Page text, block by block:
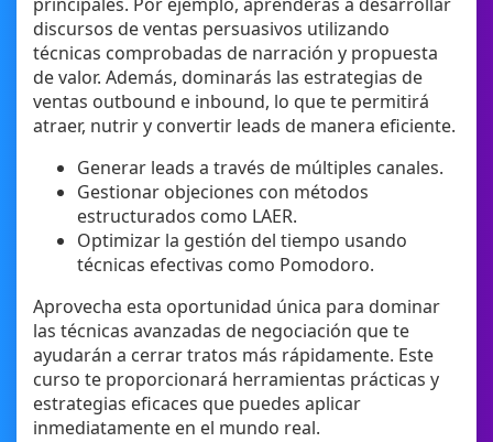
discursos de ventas persuasivos utilizando
técnicas comprobadas de narración y propuesta
de valor. Además, dominarás las estrategias de
ventas outbound e inbound, lo que te permitirá
atraer, nutrir y convertir leads de manera eficiente.
Generar leads a través de múltiples canales.
Gestionar objeciones con métodos
estructurados como LAER.
Optimizar la gestión del tiempo usando
técnicas efectivas como Pomodoro.
Aprovecha esta oportunidad única para dominar
las técnicas avanzadas de negociación que te
ayudarán a cerrar tratos más rápidamente. Este
curso te proporcionará herramientas prácticas y
estrategias eficaces que puedes aplicar
inmediatamente en el mundo real.